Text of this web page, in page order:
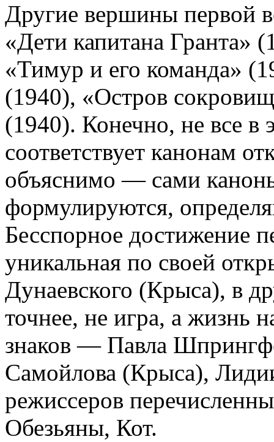
Другие вершины первой
«Дети капитана Гранта»
«Тимур и его команда»
(1940), «Остров
(1940). Конечно, не все в
соответствует канонам
объяснимо — сами
формулируются,
Бесспорное достижение
уникальная по своей
Дунаевского (Крыса), в
точнее, не игра, а жизнь
знаков — Павла
Самойлова (Крыса),
режиссеров
Обезьяны, Кот.